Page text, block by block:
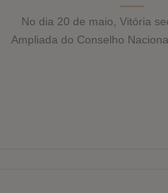
No dia 20 de maio, Vitória
Ampliada do Conselho